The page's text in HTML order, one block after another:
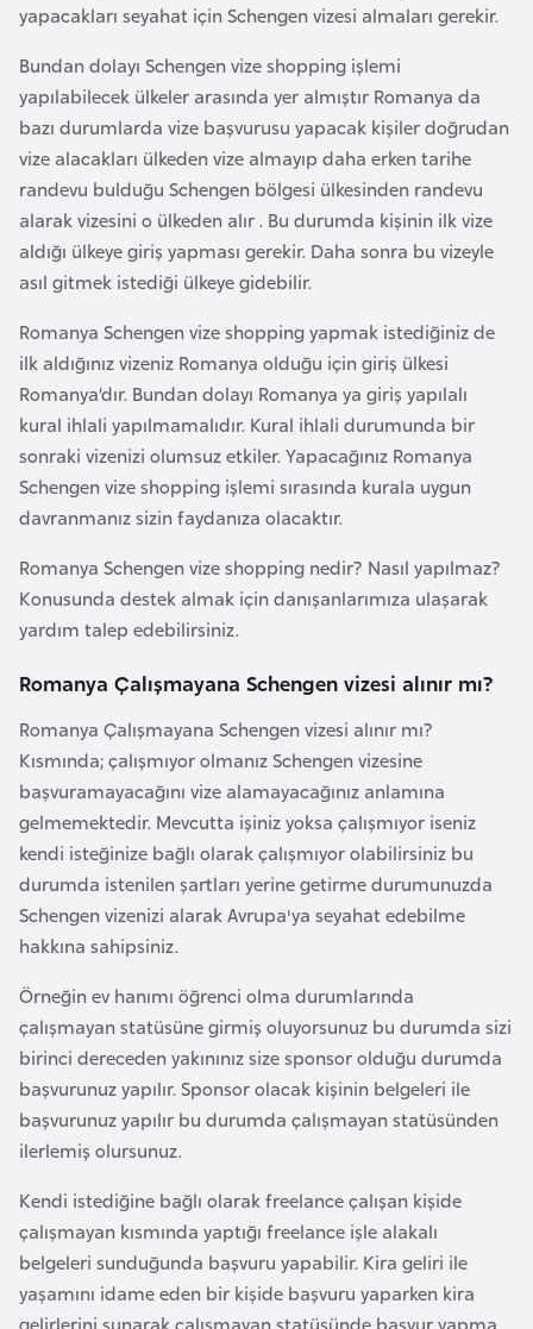
yapacakları seyahat için Schengen vizesi almaları gerekir.
Bundan dolayı Schengen vize shopping işlemi
yapılabilecek ülkeler arasında yer almıştır Romanya da
bazı durumlarda vize başvurusu yapacak kişiler doğrudan
vize alacakları ülkeden vize almayıp daha erken tarihe
randevu bulduğu Schengen bölgesi ülkesinden randevu
alarak vizesini o ülkeden alır . Bu durumda kişinin ilk vize
aldığı ülkeye giriş yapması gerekir. Daha sonra bu vizeyle
asıl gitmek istediği ülkeye gidebilir.
Romanya Schengen vize shopping yapmak istediğiniz de
ilk aldığınız vizeniz Romanya olduğu için giriş ülkesi
Romanya’dır. Bundan dolayı Romanya ya giriş yapılalı
kural ihlali yapılmamalıdır. Kural ihlali durumunda bir
sonraki vizenizi olumsuz etkiler. Yapacağınız Romanya
Schengen vize shopping işlemi sırasında kurala uygun
davranmanız sizin faydanıza olacaktır.
Romanya Schengen vize shopping nedir? Nasıl yapılmaz?
Konusunda destek almak için danışanlarımıza ulaşarak
yardım talep edebilirsiniz.
Romanya Çalışmayana Schengen vizesi alınır mı?
Romanya Çalışmayana Schengen vizesi alınır mı?
Kısmında; çalışmıyor olmanız Schengen vizesine
başvuramayacağını vize alamayacağınız anlamına
gelmemektedir. Mevcutta işiniz yoksa çalışmıyor iseniz
kendi isteğinize bağlı olarak çalışmıyor olabilirsiniz bu
durumda istenilen şartları yerine getirme durumunuzda
Schengen vizenizi alarak Avrupa'ya seyahat edebilme
hakkına sahipsiniz.
Örneğin ev hanımı öğrenci olma durumlarında
çalışmayan statüsüne girmiş oluyorsunuz bu durumda sizi
birinci dereceden yakınınız size sponsor olduğu durumda
başvurunuz yapılır. Sponsor olacak kişinin belgeleri ile
başvurunuz yapılır bu durumda çalışmayan statüsünden
ilerlemiş olursunuz.
Kendi istediğine bağlı olarak freelance çalışan kişide
çalışmayan kısmında yaptığı freelance işle alakalı
belgeleri sunduğunda başvuru yapabilir. Kira geliri ile
yaşamını idame eden bir kişide başvuru yaparken kira
e
y
S
u
d
a
n
G
H
n
d
i
t
a
n
H
ı
r
v
a
t
i
s
t
a
n
H
o
l
l